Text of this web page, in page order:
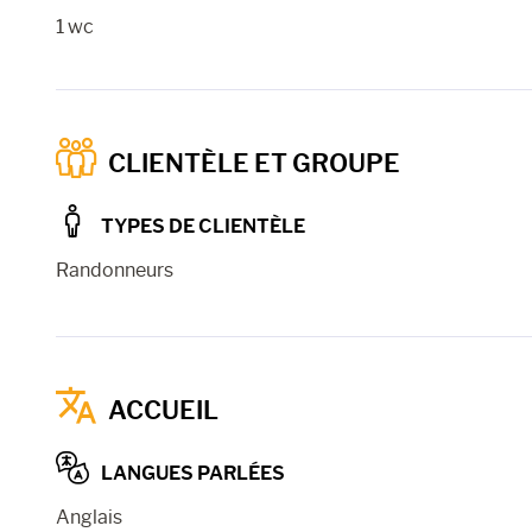
1 wc
CLIENTÈLE ET GROUPE
TYPES DE CLIENTÈLE
Randonneurs
ACCUEIL
LANGUES PARLÉES
Anglais